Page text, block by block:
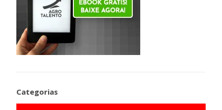
Categorias